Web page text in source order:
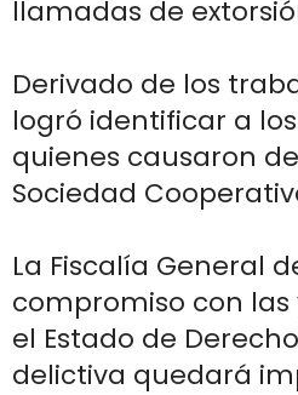
llamadas de
Derivado de los
logró identificar a
quienes causaron
Sociedad
La Fiscalía General
compromiso con
el Estado de
delictiva quedará